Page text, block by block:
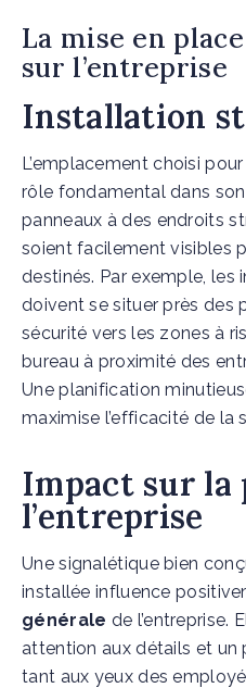
La mise en
sur l’entreprise
Installation
L’emplacement choisi
rôle fondamental dans
panneaux à des endroits
soient facilement visibles
destinés. Par exemple, les
doivent se situer près des
sécurité vers les zones à
bureau à proximité des
Une planification
maximise l’efficacité de la
Impact sur la
l’entreprise
Une signalétique bien
installée influence
générale de l’entreprise.
attention aux détails et un
tant aux yeux des